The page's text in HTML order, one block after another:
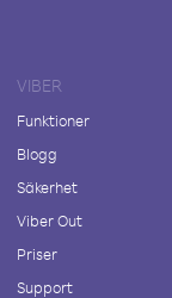
VIBER
Funktioner
Blogg
Säkerhet
Viber Out
Priser
Support